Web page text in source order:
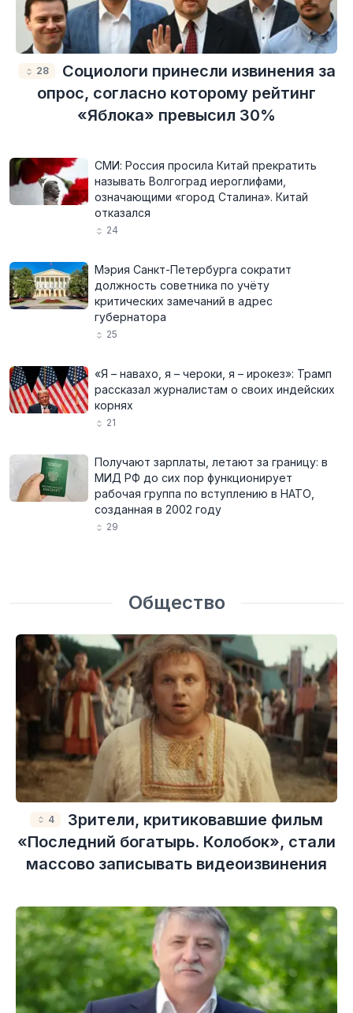
28
Социологи принесли извинения за
опрос, согласно которому рейтинг
«Яблока» превысил 30%
СМИ: Россия просила Китай прекратить
называть Волгоград иероглифами,
означающими «город Сталина». Китай
отказался
24
Мэрия Санкт-Петербурга сократит
должность советника по учёту
критических замечаний в адрес
губернатора
25
«Я – навахо, я – чероки, я – ирокез»: Трамп
рассказал журналистам о своих индейских
корнях
21
Получают зарплаты, летают за границу: в
МИД РФ до сих пор функционирует
рабочая группа по вступлению в НАТО,
созданная в 2002 году
29
Общество
4
Зрители, критиковавшие фильм
«Последний богатырь. Колобок», стали
массово записывать видеоизвинения